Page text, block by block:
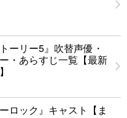
ーリー5』吹替声優・
・あらすじ一覧【最新
ロック』キャスト【ま